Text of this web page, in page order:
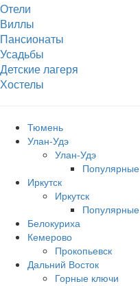
Отели
Виллы
Пансионаты
Усадьбы
Детские лагеря
Хостелы
Тюмень
Улан-Удэ
Улан-Удэ
Популярные
Иркутск
Иркутск
Популярные
Белокуриха
Кемерово
Прокопьевск
Дальний Восток
Горные ключи